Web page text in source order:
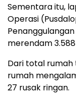
Sementara itu,
Operasi
merendam
Dari total rumah
rumah
27 rusak ringan.